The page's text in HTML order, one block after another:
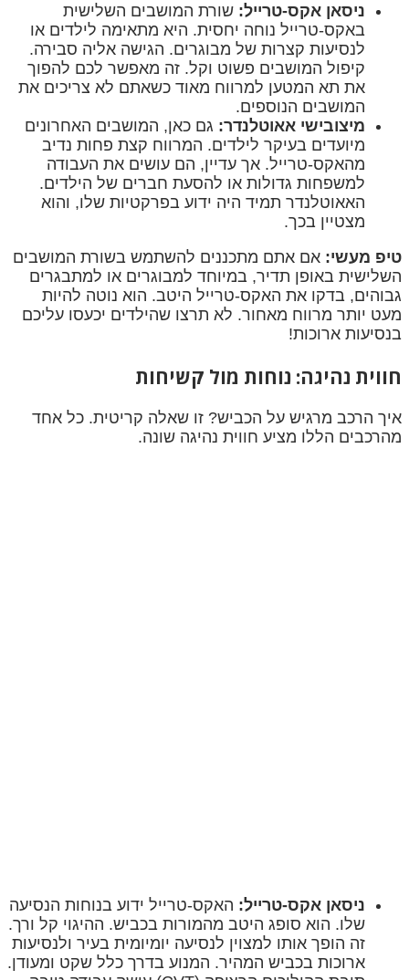
ניסאן אקס-טרייל: שורת המושבים השלישית
באקס-טרייל נוחה יחסית. היא מתאימה לילדים או
לנסיעות קצרות של מבוגרים. הגישה אליה סבירה.
קיפול המושבים פשוט וקל. זה מאפשר לכם להפוך
את תא המטען למרווח מאוד כשאתם לא צריכים את
המושבים הנוספים.
מיצובישי אאוטלנדר: גם כאן, המושבים האחרונים
מיועדים בעיקר לילדים. המרווח קצת פחות נדיב
מהאקס-טרייל. אך עדיין, הם עושים את העבודה
למשפחות גדולות או להסעת חברים של הילדים.
האאוטלנדר תמיד היה ידוע בפרקטיות שלו, והוא
מצטיין בכך.
טיפ מעשי: אם אתם מתכננים להשתמש בשורת המושבים
השלישית באופן תדיר, במיוחד למבוגרים או למתבגרים
גבוהים, בדקו את האקס-טרייל היטב. הוא נוטה להיות
מעט יותר מרווח מאחור. לא תרצו שהילדים יכעסו עליכם
בנסיעות ארוכות!
חווית נהיגה: נוחות מול קשיחות
איך הרכב מרגיש על הכביש? זו שאלה קריטית. כל אחד
מהרכבים הללו מציע חווית נהיגה שונה.
ניסאן אקס-טרייל: האקס-טרייל ידוע בנוחות הנסיעה
שלו. הוא סופג היטב מהמורות בכביש. ההיגוי קל ורך.
זה הופך אותו למצוין לנסיעה יומיומית בעיר ולנסיעות
ארוכות בכביש המהיר. המנוע בדרך כלל שקט ומעודן.